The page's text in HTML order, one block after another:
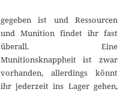
g
u
s
t
2
0
1
9
gegeben ist und Ressourcen
und Munition findet ihr fast
überall. Eine
Munitionsknappheit ist zwar
vorhanden, allerdings könnt
ihr jederzeit ins Lager gehen,